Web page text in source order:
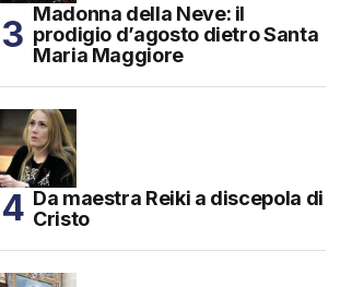
Madonna della Neve: il
prodigio d’agosto dietro Santa
Maria Maggiore
Da maestra Reiki a discepola di
Cristo